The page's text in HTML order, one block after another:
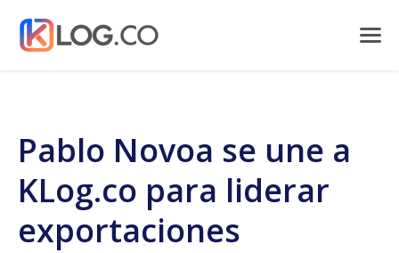
Pablo Novoa se une a
KLog.co para liderar
exportaciones